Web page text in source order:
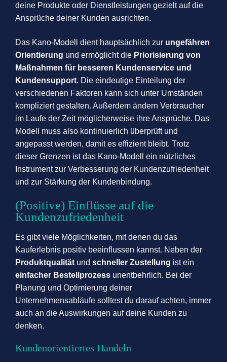
deine Produkte oder Dienstleistungen gezielt auf die
Ansprüche deiner Kunden ausrichten.
Das Kano-Modell dient hauptsächlich zur ungefähren
Orientierung und ermöglicht die Priorisierung von
Maßnahmen für besseren Kundenservice und
Kundensupport. Die eindeutige Einteilung der
verschiedenen Faktoren kann sich unter Umständen
kompliziert gestalten. Außerdem ändern Verbraucher
im Laufe der Zeit möglicherweise ihre Ansprüche. Das
Modell muss also kontinuierlich überprüft und
angepasst werden, damit es effizient bleibt. Trotz
dieser Grenzen ist das Kano-Modell ein nützliches
Instrument zur Verbesserung der Kundenzufriedenheit
und zur Stärkung der Kundenbindung.
(Positive) Einflüsse auf die
Kundenzufriedenheit
Es gibt viele Möglichkeiten, mit denen du das
Kauferlebnis positiv beeinflussen kannst. Neben der
Produktqualität und schneller Zustellung ist ein
einfacher Bestellprozess unentbehrlich. Bei der
Planung und Optimierung deiner
Unternehmensabläufe solltest du darauf achten, immer
auch an die Auswirkungen auf deine Kunden zu
denken.
Kundenorientiertes Handeln